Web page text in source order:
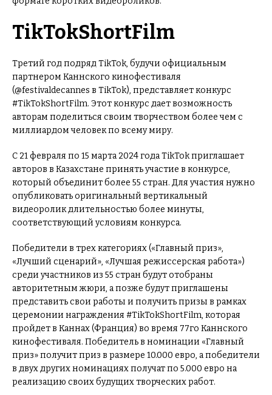
TikTokShortFilm
Третий год подряд TikTok, будучи официальным
партнером Каннского кинофестиваля
(@festivaldecannes в TikTok), представляет конкурс
#TikTokShortFilm. Этот конкурс дает возможность
авторам поделиться своим творчеством более чем с
миллиардом человек по всему миру.
С 21 февраля по 15 марта 2024 года TikTok приглашает
авторов в Казахстане принять участие в конкурсе,
который объединит более 55 стран. Для участия нужно
опубликовать оригинальный вертикальный
видеоролик длительностью более минуты,
соответствующий условиям конкурса.
Победители в трех категориях («Главный приз»,
«Лучший сценарий», «Лучшая режиссерская работа»)
среди участников из 55 стран будут отобраны
авторитетным жюри, а позже будут приглашены
представить свои работы и получить призы в рамках
церемонии награждения #TikTokShortFilm, которая
пройдет в Каннах (Франция) во время 77го Каннского
кинофестиваля. Победитель в номинации «Главный
приз» получит приз в размере 10.000 евро, а победители
в двух других номинациях получат по 5.000 евро на
реализацию своих будущих творческих работ.